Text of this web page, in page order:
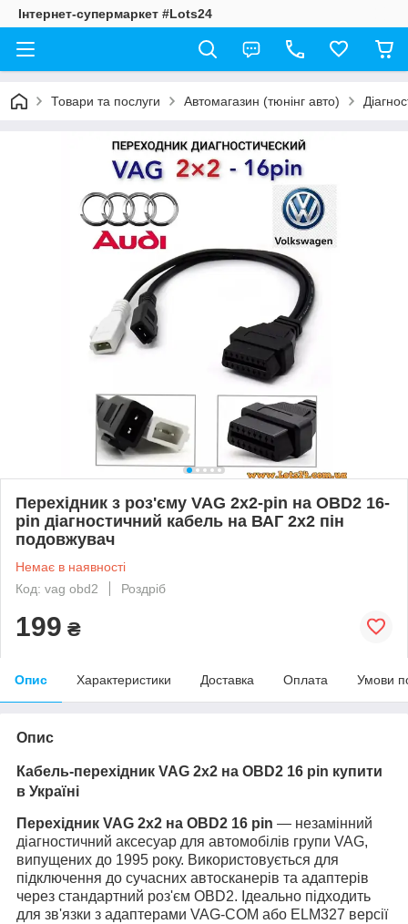
Інтернет-супермаркет #Lots24
Товари та послуги Автомагазин (тюнінг авто)
Перехідник з роз'єму VAG 2x2-pin на OBD2 16-
pin діагностичний кабель на ВАГ 2х2 пін
подовжувач
Немає в наявності
Код: vag obd2
Роздріб
199 ₴
Опис Характеристики Доставка Оплата Умови
Опис
Кабель-перехідник VAG 2x2 на OBD2 16 pin купити
в Україні
Перехідник VAG 2x2 на OBD2 16 pin — незамінний
діагностичний аксесуар для автомобілів групи VAG,
випущених до 1995 року. Використовується для
підключення до сучасних автосканерів та адаптерів
через стандартний роз'єм OBD2. Ідеально підходить
для зв'язки з адаптерами VAG-COM або ELM327 версії